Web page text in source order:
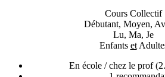
Cours Collectif
Débutant, Moyen,
Lu, Ma, Je
Enfants et
En école / chez le prof